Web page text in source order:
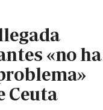
«no ha
Ceuta